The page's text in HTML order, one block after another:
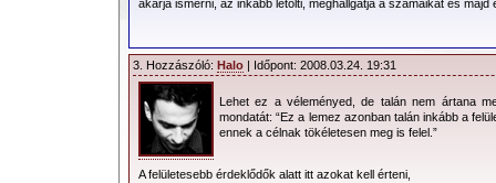
akarja ismerni, az inkább letölti, meghallgatja a számaikat és majd
3. Hozzászóló: Halo | Időpont: 2008.03.24. 19:31
Lehet ez a véleményed, de talán nem ártana
mondatát: “Ez a lemez azonban talán inkább a
ennek a célnak tökéletesen meg is felel.”
A felületesebb érdeklődők alatt itt azokat kell érteni,